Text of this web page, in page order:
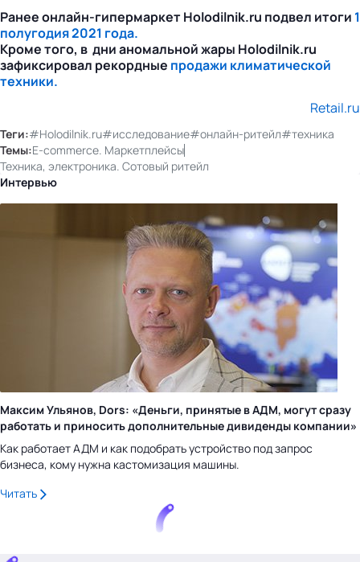
Ранее онлайн-гипермаркет Holodilnik.ru подвел итоги 1
полугодия 2021 года.
Кроме того, в дни аномальной жары Holodilnik.ru
зафиксировал рекордные продажи климатической
техники.
Retail.ru
Теги:#Holodilnik.ru#исследование#онлайн-ритейл#техника
Темы:E-commerce. Маркетплейсы
Техника, электроника. Сотовый ритейл
Интервью
Максим Ульянов, Dors: «Деньги, принятые в АДМ, могут сразу
работать и приносить дополнительные дивиденды компании»
Как работает АДМ и как подобрать устройство под запрос
бизнеса, кому нужна кастомизация машины.
Читать